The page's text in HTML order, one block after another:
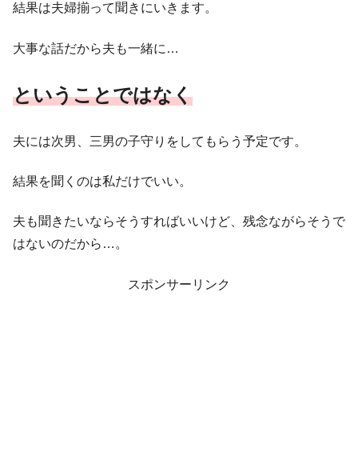
結果は夫婦揃って聞きにいきます。
大事な話だから夫も一緒に…
ということではなく
夫には次男、三男の子守りをしてもらう予定です。
結果を聞くのは私だけでいい。
夫も聞きたいならそうすればいいけど、残念ながらそうで
はないのだから…。
スポンサーリンク